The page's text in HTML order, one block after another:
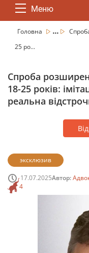
Меню
Головна ...
25 ро...
Спроба
18-25 років:
реальна
эксклюзив
17.07.2025Автор:
4